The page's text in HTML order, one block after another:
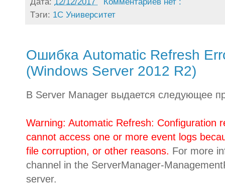
Дата: 12/12/2017
Комментариев нет :
Тэги: 1С Университет
Ошибка Automatic Refresh
(Windows Server 2012 R2)
В Server Manager выдается следующее
Warning: Automatic Refresh: Configuration
cannot access one or more event logs
file corruption, or other reasons. For more
channel in the ServerManager-
server.